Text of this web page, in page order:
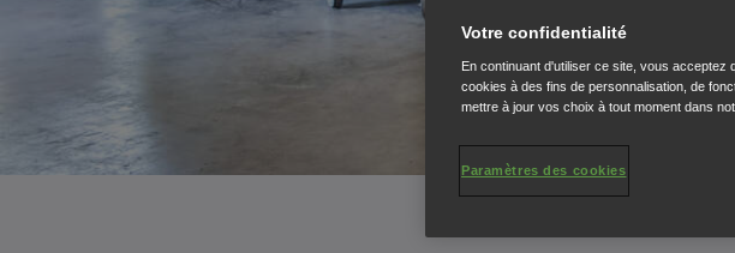
Votre confidentialité
En continuant d'utiliser ce site, vous acceptez
cookies à des fins de personnalisation, de
mettre à jour vos choix à tout moment dans
Paramètres des cookies